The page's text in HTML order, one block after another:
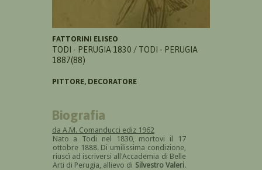
FATTORINI ELISEO
TODI - PERUGIA 1830 / TODI - PERUGIA
1887(88)
PITTORE, DECORATORE
Biografia
da A.M. Comanducci ediz 1962
Nato a Todi nel 1830, mortovi il 17
ottobre 1888. Di umilissima condizione,
riuscì ad iscriversi all'Accademia di Belle
Arti di Perugia, allievo di Silvestro Valeri.